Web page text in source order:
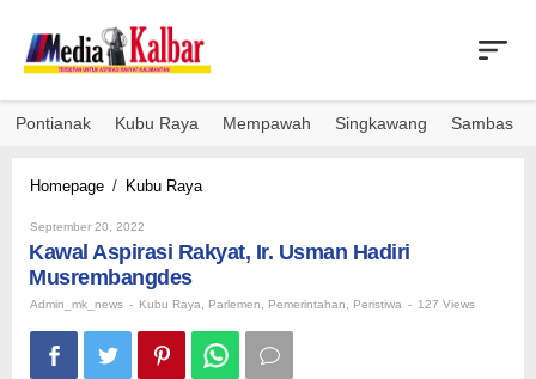
content
Pontianak Kubu Raya Mempawah Singkawang Sambas
Homepage / Kubu RayaKawal
Ir.
Musrembangdes
September 20, 2022
Kawal Aspirasi Rakyat, Ir. Usman Hadiri
Musrembangdes
Admin_mk_news - Kubu Raya Parlemen Pemerintahan Peristiwa - 127 Views